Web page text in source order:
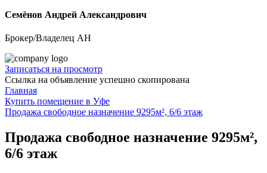
Семёнов Андрей Александрович
Брокер/Владелец АН
Записаться на просмотр
Ссылка на объявление успешно скопирована
Главная
Купить помещение в Уфе
Продажа свободное назначение 9295м², 6/6 этаж
Продажа свободное назначение 9295м²,
6/6 этаж